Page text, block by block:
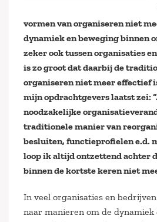
vormen van organiseren niet
dynamiek en beweging binnen
zeker ook tussen organisaties
is zo groot dat daarbij de
organiseren niet meer effectief
mijn opdrachtgevers laatst zei:
noodzakelijke
traditionele manier van
besluiten, functieprofielen e.d.
loop ik altijd ontzettend achter
binnen de kortste keren niet
In veel organisaties en
naar manieren om de